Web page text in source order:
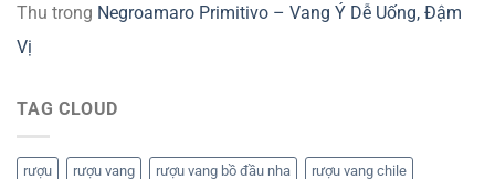
Thu trong Negroamaro Primitivo – Vang Ý Dễ Uống, Đậm
Vị
TAG CLOUD
rượu rượu vang rượu vang bồ đầu nha rượu vang chile